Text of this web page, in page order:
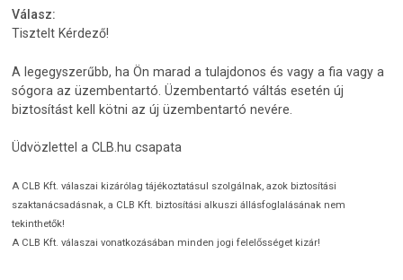
Válasz:
Tisztelt Kérdező!
A legegyszerűbb, ha Ön marad a tulajdonos és vagy a fia vagy a
sógora az üzembentartó. Üzembentartó váltás esetén új
biztosítást kell kötni az új üzembentartó nevére.
Üdvözlettel a CLB.hu csapata
A CLB Kft. válaszai kizárólag tájékoztatásul szolgálnak, azok biztosítási
szaktanácsadásnak, a CLB Kft. biztosítási alkuszi állásfoglalásának nem
tekinthetők!
A CLB Kft. válaszai vonatkozásában minden jogi felelősséget kizár!